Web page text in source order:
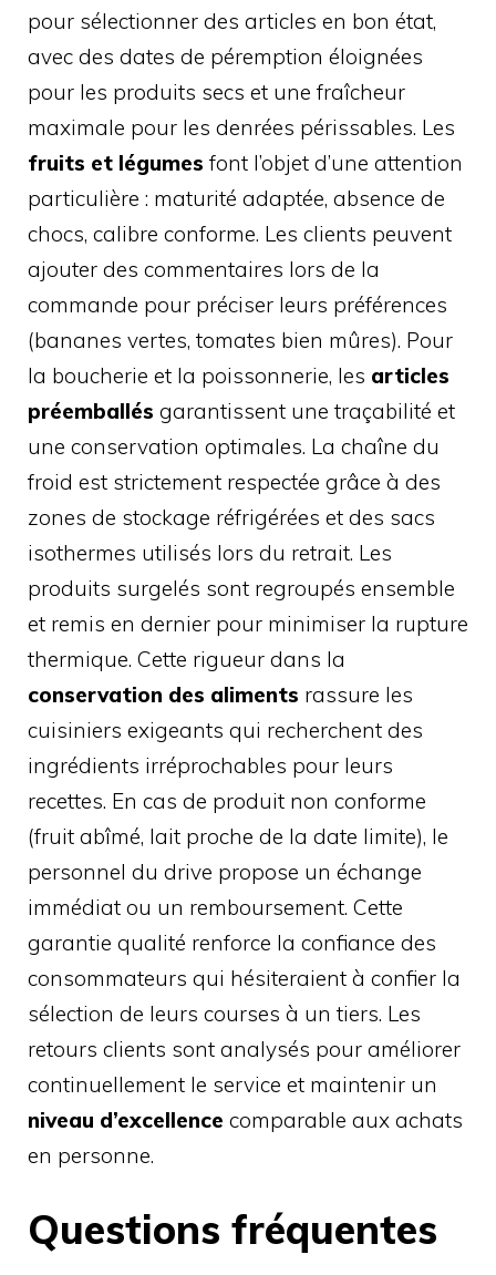
pour sélectionner des articles en bon état,
avec des dates de péremption éloignées
pour les produits secs et une fraîcheur
maximale pour les denrées périssables. Les
fruits et légumes font l’objet d’une attention
particulière : maturité adaptée, absence de
chocs, calibre conforme. Les clients peuvent
ajouter des commentaires lors de la
commande pour préciser leurs préférences
(bananes vertes, tomates bien mûres). Pour
la boucherie et la poissonnerie, les articles
préemballés garantissent une traçabilité et
une conservation optimales. La chaîne du
froid est strictement respectée grâce à des
zones de stockage réfrigérées et des sacs
isothermes utilisés lors du retrait. Les
produits surgelés sont regroupés ensemble
et remis en dernier pour minimiser la rupture
thermique. Cette rigueur dans la
conservation des aliments rassure les
cuisiniers exigeants qui recherchent des
ingrédients irréprochables pour leurs
recettes. En cas de produit non conforme
(fruit abîmé, lait proche de la date limite), le
personnel du drive propose un échange
immédiat ou un remboursement. Cette
garantie qualité renforce la confiance des
consommateurs qui hésiteraient à confier la
sélection de leurs courses à un tiers. Les
retours clients sont analysés pour améliorer
continuellement le service et maintenir un
niveau d’excellence comparable aux achats
en personne.
Questions fréquentes